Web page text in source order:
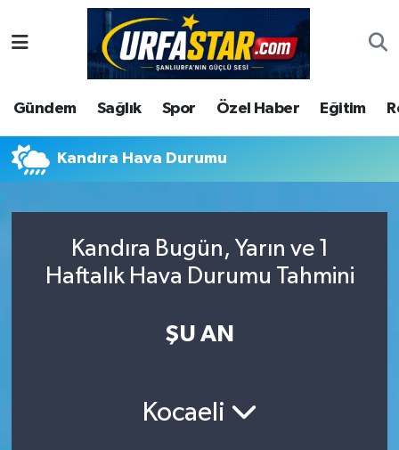
Gündem Sağlık Spor Özel Haber Eğitim
Kandıra Hava Durumu
Kandıra Bugün, Yarın ve 1
Haftalık Hava Durumu Tahmini
ŞU AN
Kocaeli
ASAYİS
ÇEVRE
DUNYA
Ekonomi
Şanlıurfa Nöbetçi Eczaneler
Şanlıurfa Hava Durumu
Şanlıurfa Namaz Vakitleri
Süper Lig Puan Durumu ve Fikstür
Son Dakika Haberleri